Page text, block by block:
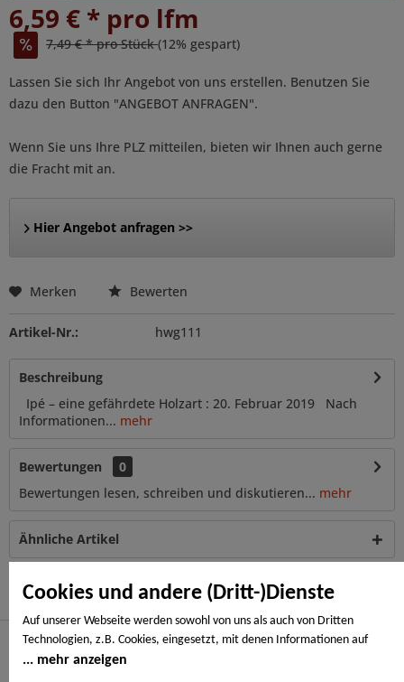
Cookies und andere (Dritt-)Dienste
Auf unserer Webseite werden sowohl von uns als auch von Dritten
Technologien, z.B. Cookies, eingesetzt, mit denen Informationen auf
Ihrem Endgerät gespeichert und/oder von Ihrem Endgerät abgerufen
mehr anzeigen
6,59 € * pro lfm
7,49 € * pro Stück(12% gespart)
Lassen Sie sich Ihr Angebot von uns erstellen. Benutzen Sie
dazu den Button "ANGEBOT ANFRAGEN".
Wenn Sie uns Ihre PLZ mitteilen, bieten wir Ihnen auch gerne
die Fracht mit an.
Hier Angebot anfragen >>
Merken Bewerten
Artikel-Nr.: hwg111
Beschreibung
Ipé – eine gefährdete Holzart : 20. Februar 2019 Nach
Informationen... mehr
Bewertungen
0
Bewertungen lesen, schreiben und diskutieren... mehr
Ähnliche Artikel
Kunden haben sich ebenfalls angesehen
Hier finden Sie uns